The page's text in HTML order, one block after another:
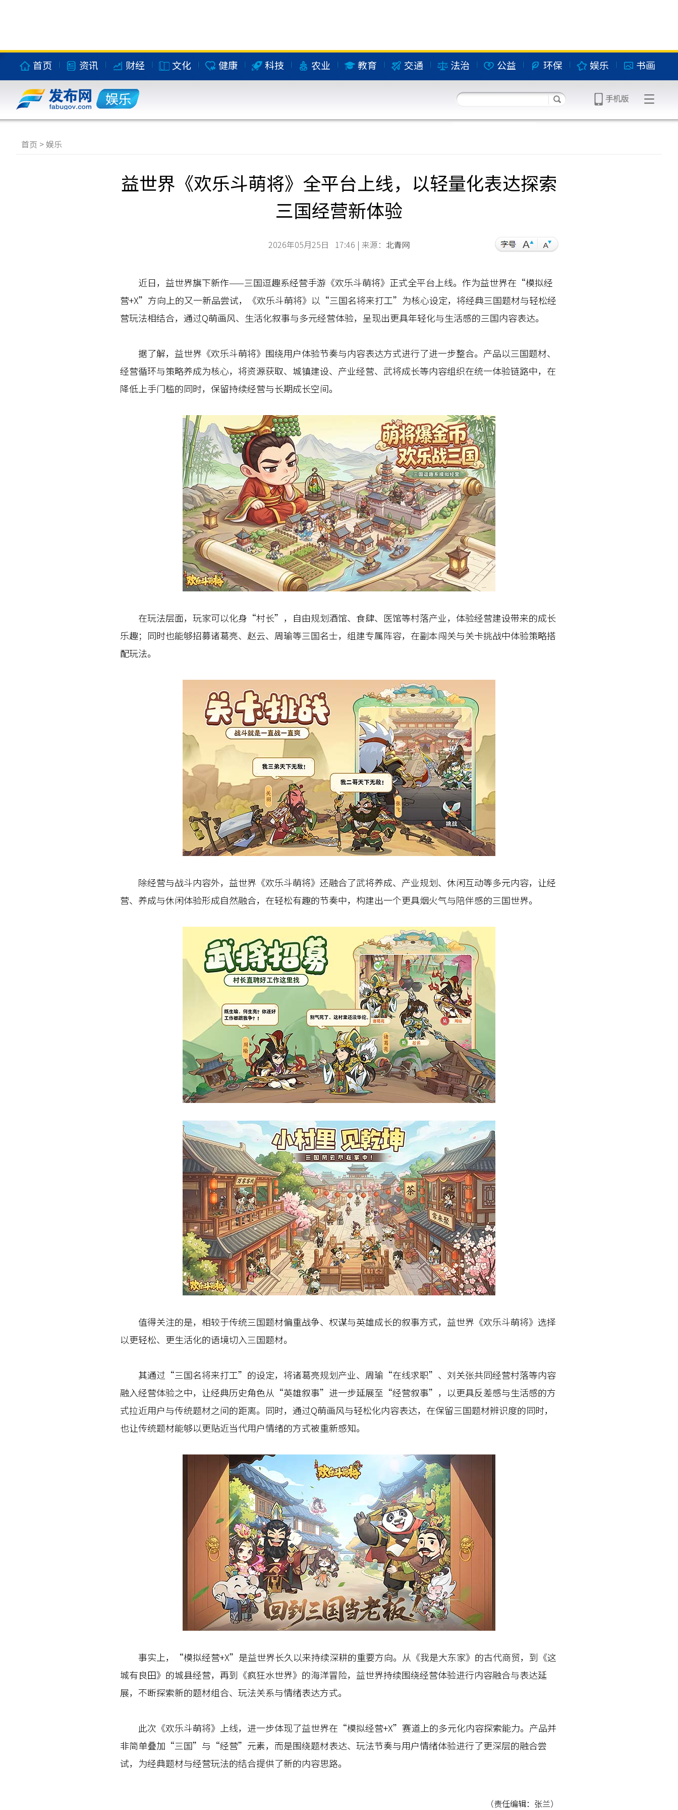
首页 资讯 财经 文化 健康 科技 农业 教育 交通 法治 公益 环保 娱乐 书画
娱乐
首页 >娱乐
益世界《欢乐斗萌将》全平台上线，以轻量化表达探索
三国经营新体验
2026年05月25日 17:46 | 来源： 北青网
近日，益世界旗下新作——三国逗趣系经营手游《欢乐斗萌将》正式全平台上线。作为益世界在“模拟经
营+X”方向上的又一新品尝试，《欢乐斗萌将》以“三国名将来打工”为核心设定，将经典三国题材与轻松经
营玩法相结合，通过Q萌画风、生活化叙事与多元经营体验，呈现出更具年轻化与生活感的三国内容表达。
据了解，益世界《欢乐斗萌将》围绕用户体验节奏与内容表达方式进行了进一步整合。产品以三国题材、
经营循环与策略养成为核心，将资源获取、城镇建设、产业经营、武将成长等内容组织在统一体验链路中，在
降低上手门槛的同时，保留持续经营与长期成长空间。
在玩法层面，玩家可以化身“村长”，自由规划酒馆、食肆、医馆等村落产业，体验经营建设带来的成长
乐趣；同时也能够招募诸葛亮、赵云、周瑜等三国名士，组建专属阵容，在副本闯关与关卡挑战中体验策略搭
配玩法。
除经营与战斗内容外，益世界《欢乐斗萌将》还融合了武将养成、产业规划、休闲互动等多元内容，让经
营、养成与休闲体验形成自然融合，在轻松有趣的节奏中，构建出一个更具烟火气与陪伴感的三国世界。
值得关注的是，相较于传统三国题材偏重战争、权谋与英雄成长的叙事方式，益世界《欢乐斗萌将》选择
以更轻松、更生活化的语境切入三国题材。
其通过“三国名将来打工”的设定，将诸葛亮规划产业、周瑜“在线求职”、刘关张共同经营村落等内容
融入经营体验之中，让经典历史角色从“英雄叙事”进一步延展至“经营叙事”，以更具反差感与生活感的方
式拉近用户与传统题材之间的距离。同时，通过Q萌画风与轻松化内容表达，在保留三国题材辨识度的同时，
也让传统题材能够以更贴近当代用户情绪的方式被重新感知。
事实上，“模拟经营+X”是益世界长久以来持续深耕的重要方向。从《我是大东家》的古代商贸，到《这
城有良田》的城县经营，再到《疯狂水世界》的海洋冒险，益世界持续围绕经营体验进行内容融合与表达延
展，不断探索新的题材组合、玩法关系与情绪表达方式。
此次《欢乐斗萌将》上线，进一步体现了益世界在“模拟经营+X”赛道上的多元化内容探索能力。产品并
非简单叠加“三国”与“经营”元素，而是围绕题材表达、玩法节奏与用户情绪体验进行了更深层的融合尝
试，为经典题材与经营玩法的结合提供了新的内容思路。
（责任编辑：张兰）